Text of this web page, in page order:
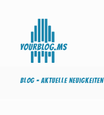
Blog - Aktuelle Neuigkeiten